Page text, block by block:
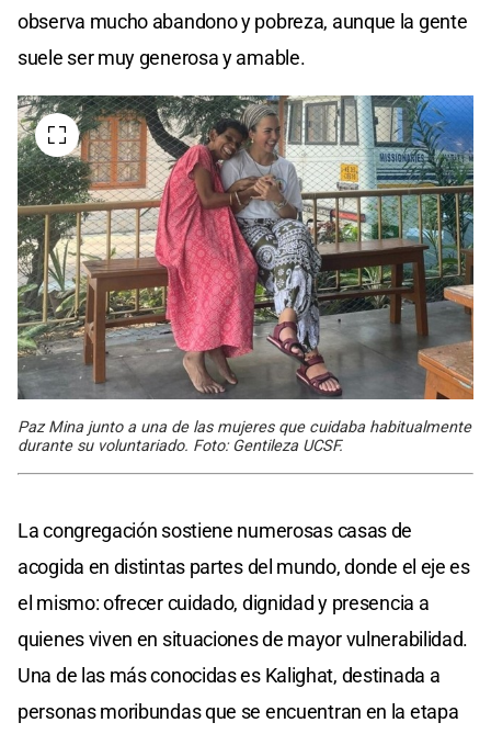
observa mucho abandono y pobreza, aunque la gente
suele ser muy generosa y amable.
Paz Mina junto a una de las mujeres que cuidaba habitualmente
durante su voluntariado. Foto: Gentileza UCSF.
La congregación sostiene numerosas casas de
acogida en distintas partes del mundo, donde el eje es
el mismo: ofrecer cuidado, dignidad y presencia a
quienes viven en situaciones de mayor vulnerabilidad.
Una de las más conocidas es Kalighat, destinada a
personas moribundas que se encuentran en la etapa